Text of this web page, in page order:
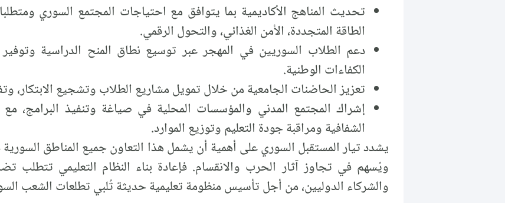
تحديث المناهج الأكاديمية بما يتوافق مع احتياجات المجتمع السوري
الطاقة المتجددة، الأمن الغذائي، والتحول الرقمي.
دعم الطلاب السوريين في المهجر عبر توسيع نطاق المنح الدراسية
الكفاءات الوطنية.
تعزيز الحاضنات الجامعية من خلال تمويل مشاريع الطلاب وتشجيع الابتكار،
إشراك المجتمع المدني والمؤسسات المحلية في صياغة وتنفيذ البرامج،
الشفافية ومراقبة جودة التعليم وتوزيع الموارد.
يشدد تيار المستقبل السوري على أهمية أن يشمل هذا التعاون جميع المناطق السورية
ويُسهم في تجاوز آثار الحرب والانقسام. فإعادة بناء النظام التعليمي تتطلب
والشركاء الدوليين، من أجل تأسيس منظومة تعليمية حديثة تُلبي تطلعات الشعب